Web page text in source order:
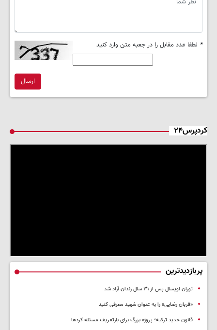
* لطفا عدد مقابل را در جعبه متن وارد کنید
ارسال
کردپرس۲۴
پربازدیدترین
توران اویسال پس از ۳۱ سال زندان آزاد شد
«قربان رضایی» را به عنوان شهید معرفی کنید
قانون جدید ترکیه؛ پروژه بزرگ‌ برای بازتعریف مسئله کردها